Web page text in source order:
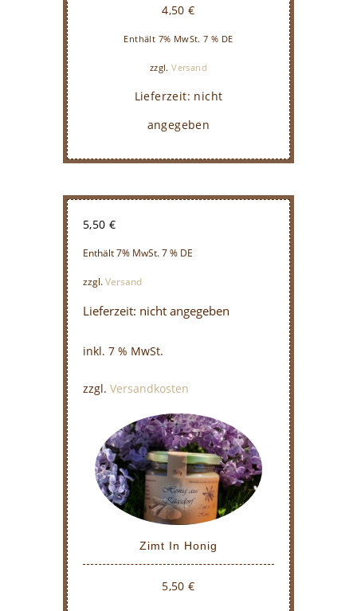
4,50€
Enthält 7% MwSt. 7 % DE
zzgl.Versand
Lieferzeit: nicht
angegeben
5,50 €
Enthält 7% MwSt. 7 % DE
zzgl.Versand
Lieferzeit: nicht angegeben
inkl. 7 % MwSt.
zzgl. Versandkosten
Zimt In Honig
5,50€